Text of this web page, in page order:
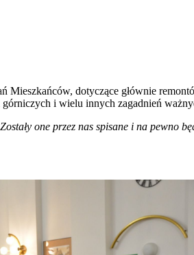
Mieszkańców, dotyczące głównie
i wielu innych zagadnień
Zostały one przez nas spisane i na pewno